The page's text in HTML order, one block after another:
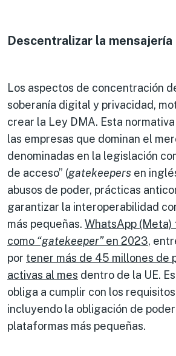
Descentralizar la mensajería
Los aspectos de concentración
soberanía digital y privacidad,
crear la Ley DMA. Esta
las empresas que dominan el
denominadas en la legislación
de acceso” (gatekeepers en
abusos de poder, prácticas
garantizar la interoperabilidad
más pequeñas. WhatsApp
como “gatekeeper”en 2023,
por tener más de 45 millones de
activas al mes dentro de la UE.
obliga a cumplir con los
incluyendo la obligación de
plataformas más pequeñas.